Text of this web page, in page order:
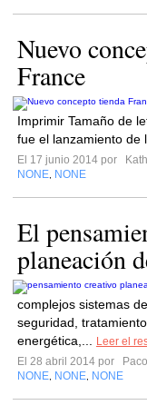
Nuevo
France
Imprimir Tamaño de
fue el lanzamiento de
El 17 junio 2014 por
NONE NONE
El
planeación
complejos sistemas
seguridad,
energética,...
Leer el
El 28 abril 2014 por
NONE NONE NONE